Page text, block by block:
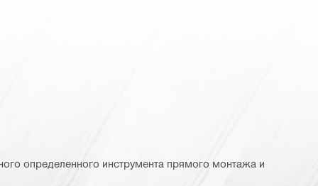
определенного инструмента прямого монтажа и